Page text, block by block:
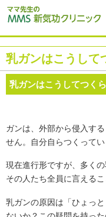
乳ガンはこうして
乳ガンはこうしてつく
ガンは、外部から侵入す
せん。自分自らつくってい
現在進行形ですが、多く
その人たち全員に言える
乳ガンの原因は「ひょっ